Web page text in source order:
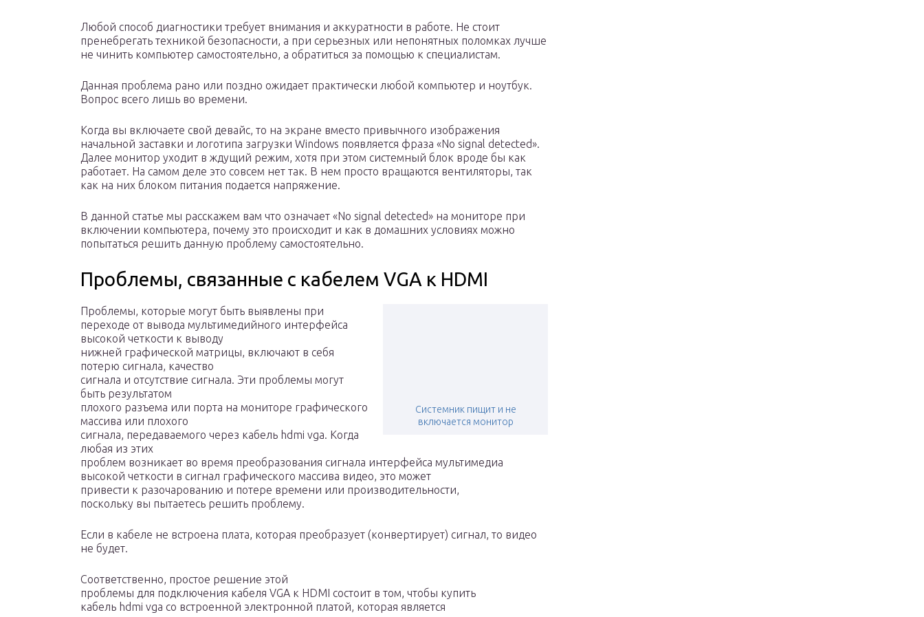
Любой способ диагностики требует внимания и аккуратности в работе. Не стоит
пренебрегать техникой безопасности, а при серьезных или непонятных поломках лучше
не чинить компьютер самостоятельно, а обратиться за помощью к специалистам.
Данная проблема рано или поздно ожидает практически любой компьютер и ноутбук.
Вопрос всего лишь во времени.
Когда вы включаете свой девайс, то на экране вместо привычного изображения
начальной заставки и логотипа загрузки Windows появляется фраза «No signal detected».
Далее монитор уходит в ждущий режим, хотя при этом системный блок вроде бы как
работает. На самом деле это совсем нет так. В нем просто вращаются вентиляторы, так
как на них блоком питания подается напряжение.
В данной статье мы расскажем вам что означает «No signal detected» на мониторе при
включении компьютера, почему это происходит и как в домашних условиях можно
попытаться решить данную проблему самостоятельно.
Проблемы, связанные с кабелем VGA к HDMI
Системник пищит и не
включается монитор
Проблемы, которые могут быть выявлены при
переходе от вывода мультимедийного интерфейса
высокой четкости к выводу
нижней графической матрицы, включают в себя
потерю сигнала, качество
сигнала и отсутствие сигнала. Эти проблемы могут
быть результатом
плохого разъема или порта на мониторе графического
массива или плохого
сигнала, передаваемого через кабель hdmi vga. Когда
любая из этих
проблем возникает во время преобразования сигнала интерфейса мультимедиа
высокой четкости в сигнал графического массива видео, это может
привести к разочарованию и потере времени или производительности,
поскольку вы пытаетесь решить проблему.
Если в кабеле не встроена плата, которая преобразует (конвертирует) сигнал, то видео
не будет.
Соответственно, простое решение этой
проблемы для подключения кабеля VGA к HDMI состоит в том, чтобы купить
кабель hdmi vga со встроенной электронной платой, которая является